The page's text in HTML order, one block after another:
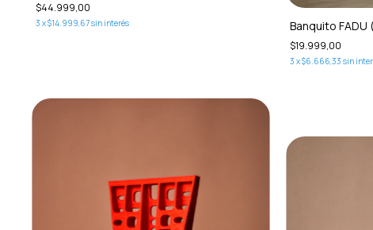
$44.999,00
3 x$14.999,67sin interés Banquito
$19.999,00
3 x$6.666,33 sin